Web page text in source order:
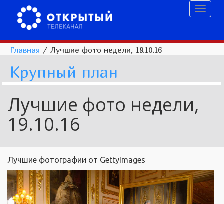
Главная / Лучшие фото недели, 19.10.16
Крупный план
Лучшие фото недели,
19.10.16
Лучшие фотографии от GettyImages